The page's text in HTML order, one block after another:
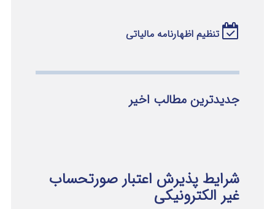
تنظیم اظهارنامه مالیاتی
جدیدترین مطالب اخیر
شرایط پذیرش اعتبار صورتحساب
غیر الکترونیکی